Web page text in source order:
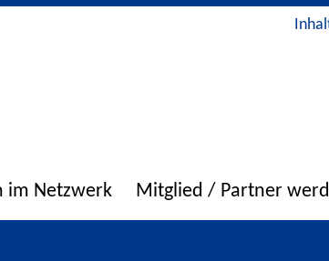
im Netzwerk Mitglied / Partner